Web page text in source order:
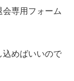
専用フォーム
めばいいので